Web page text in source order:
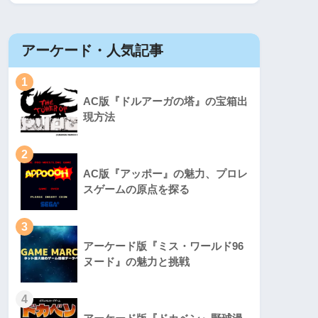
アーケード・人気記事
1
AC版『ドルアーガの塔』の宝箱出
現方法
2
AC版『アッポー』の魅力、プロレ
スゲームの原点を探る
3
アーケード版『ミス・ワールド96
ヌード』の魅力と挑戦
4